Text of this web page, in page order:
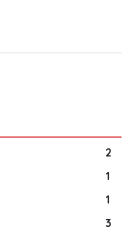
2
1
1
3